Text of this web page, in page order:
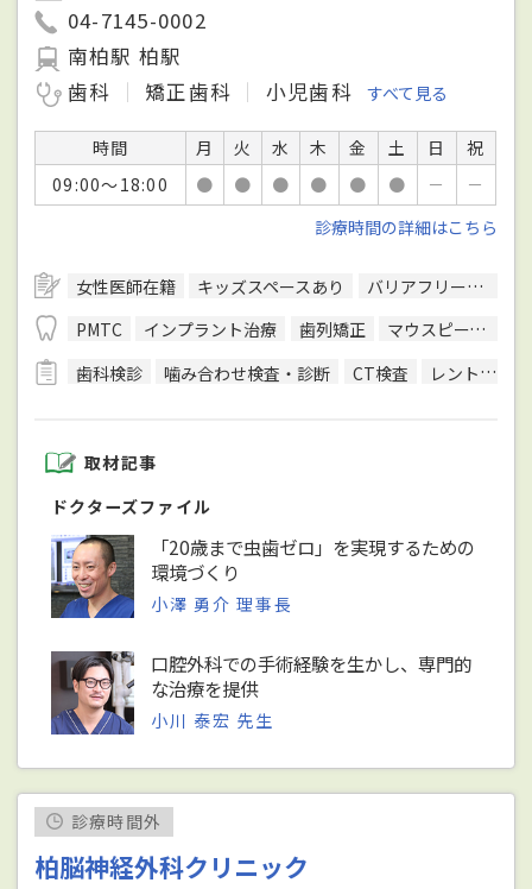
04-7145-0002
南柏駅 柏駅
歯科
矯正歯科 小児歯科 すべて見る
時間 月 火 水 木 金 土 日
祝
09:00～18:00
● ● ● ● ● ● －
－
診療時間の詳細はこちら
女性医師在籍 キッズスペースあり バリアフリー対応
PMTC
インプラント治療 歯列矯正
マウスピース型装置を用いた矯正
歯科検診
噛み合わせ検査・診断 CT検査 レントゲン検査
取材記事
ドクターズファイル
「20歳まで虫歯ゼロ」を実現するための
環境づくり
小澤 勇介 理事長
口腔外科での手術経験を生かし、専門的
な治療を提供
小川 泰宏 先生
診療時間外
柏脳神経外科クリニック